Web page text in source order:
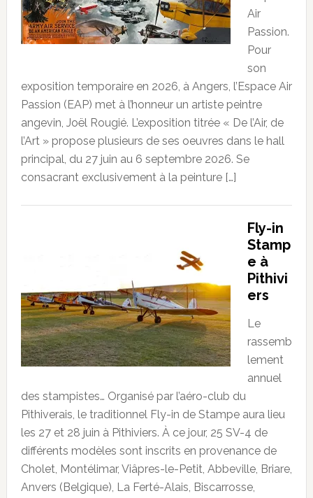
Air
Passion.
Pour
son
exposition temporaire en 2026, à Angers, l’Espace Air
Passion (EAP) met à l’honneur un artiste peintre
angevin, Joël Rougié. L’exposition titrée « De l’Air, de
l’Art » propose plusieurs de ses oeuvres dans le hall
principal, du 27 juin au 6 septembre 2026. Se
consacrant exclusivement à la peinture […]
Fly-in
Stamp
e à
Pithivi
ers
Le
rassemb
lement
annuel
des stampistes… Organisé par l’aéro-club du
Pithiverais, le traditionnel Fly-in de Stampe aura lieu
les 27 et 28 juin à Pithiviers. À ce jour, 25 SV-4 de
différents modèles sont inscrits en provenance de
Cholet, Montélimar, Viâpres-le-Petit, Abbeville, Briare,
Anvers (Belgique), La Ferté-Alais, Biscarrosse,